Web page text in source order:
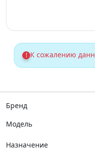
! К сожалению
Бренд
Модель
Назначение